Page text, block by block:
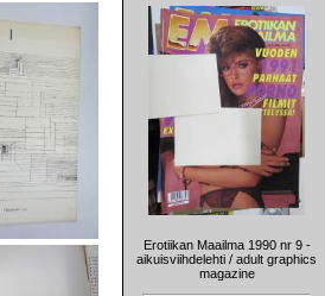
Erotiikan Maailma 1990 nr 9 -
aikuisviihdelehti / adult graphics
magazine